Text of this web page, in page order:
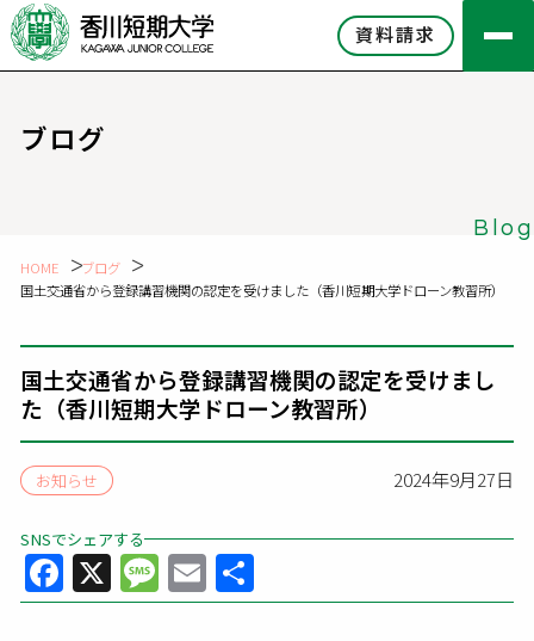
資料請求
ブログ
Blog
HOME
ブログ
国土交通省から登録講習機関の認定を受けました（香川短期大学ドローン教習所）
国土交通省から登録講習機関の認定を受けまし
た（香川短期大学ドローン教習所）
お知らせ 2024年9月27日
SNSでシェアする
Facebook
X Message
Email
有